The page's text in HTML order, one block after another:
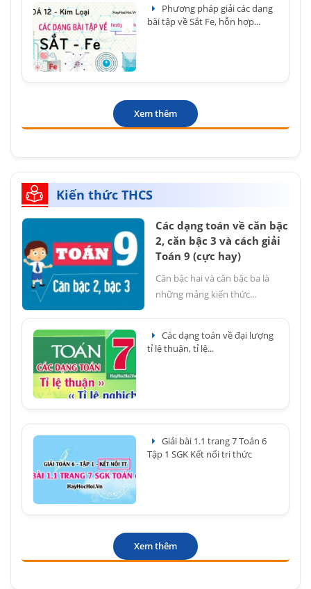
Phương pháp giải các dạng
bài tập về Sắt Fe, hỗn hợp...
Xem thêm
Kiến thức THCS
Các dạng toán về căn bậc
2, căn bậc 3 và cách giải
Toán 9 (cực hay)
Căn bậc hai và căn bậc ba là
những mảng kiến thức...
Các dạng toán về đại lượng
tỉ lệ thuận, tỉ lệ...
Giải bài 1.1 trang 7 Toán 6
Tập 1 SGK Kết nối tri thức
Xem thêm